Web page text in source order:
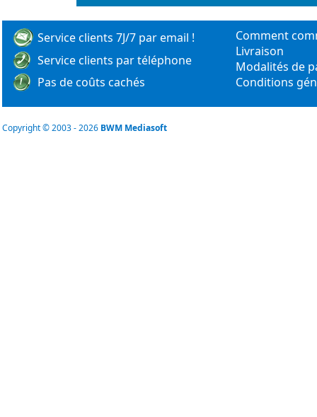
Service clients 7J/7 par email !
Service clients par téléphone
Pas de coûts cachés
Comment
Livraison
Modalités de
Conditions
Copyright © 2003 - 2026 BWM Mediasoft